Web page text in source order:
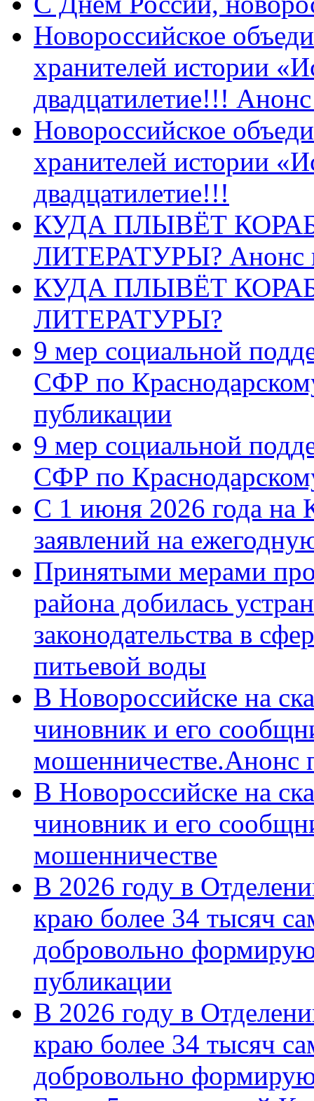
Новороссийское
хранителей истории
двадцатилетие!!!
Новороссийское
хранителей истории
двадцатилетие!!!
КУДА ПЛЫВЁТ
ЛИТЕРАТУРЫ? Анонс
КУДА ПЛЫВЁТ
ЛИТЕРАТУРЫ?
9 мер социальной
СФР по
публикации
9 мер социальной
СФР по
С 1 июня 2026 года на
заявлений на
Принятыми мерами
района добилась
законодательства в
питьевой воды
В Новороссийске на
чиновник и его
мошенничестве.Анонс
В Новороссийске на
чиновник и его
мошенничестве
В 2026 году в
краю более 34 тысяч
добровольно
публикации
В 2026 году в
краю более 34 тысяч
добровольно